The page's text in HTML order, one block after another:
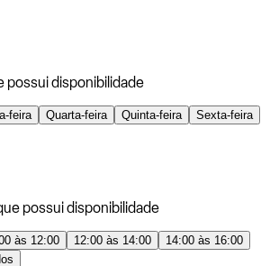
possui disponibilidade
feira Quarta-feira Quinta-feira
Sexta-feira
possui disponibilidade
às 12:00 12:00 às 14:00
14:00 às 16:00